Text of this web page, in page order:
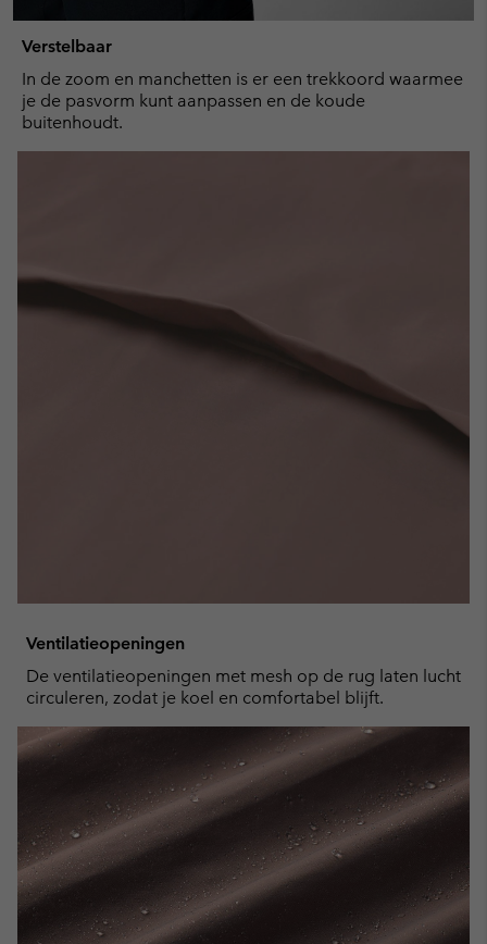
Verstelbaar
In de zoom en manchetten is er een trekkoord waarmee
je de pasvorm kunt aanpassen en de koude
buitenhoudt.
Ventilatieopeningen
De ventilatieopeningen met mesh op de rug laten lucht
circuleren, zodat je koel en comfortabel blijft.